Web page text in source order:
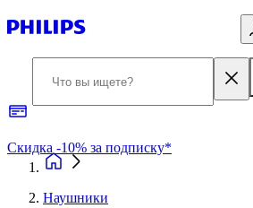
Скидка -10% за подписку*
Наушники